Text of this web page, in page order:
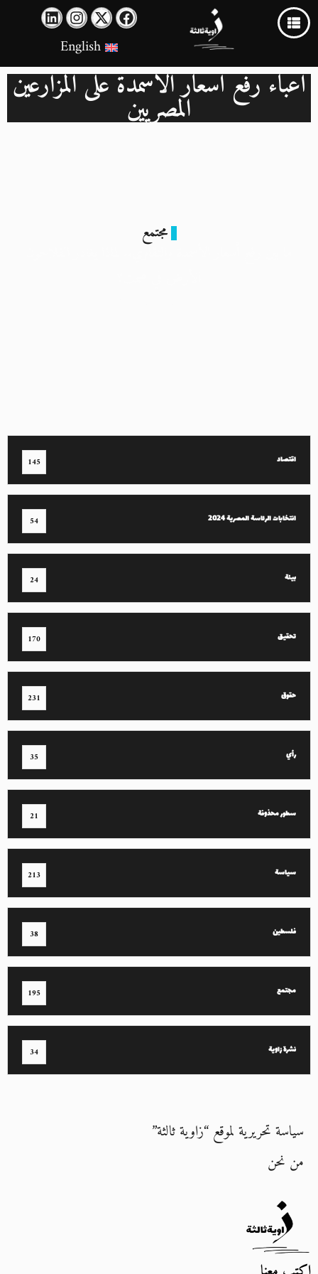
English
أعباء رفع أسعار الأسمدة على المزارعين
المصريين
مجتمع
اقتصاد 145
انتخابات الرئاسة المصرية 2024 54
بيئة 24
تحقيق 170
حقوق 231
رأي 35
سطور محذوفة 21
سياسة 213
فلسطين 38
مجتمع 195
نشرة زاوية 34
سياسة تحريرية لموقع “زاوية ثالثة”
من نحن